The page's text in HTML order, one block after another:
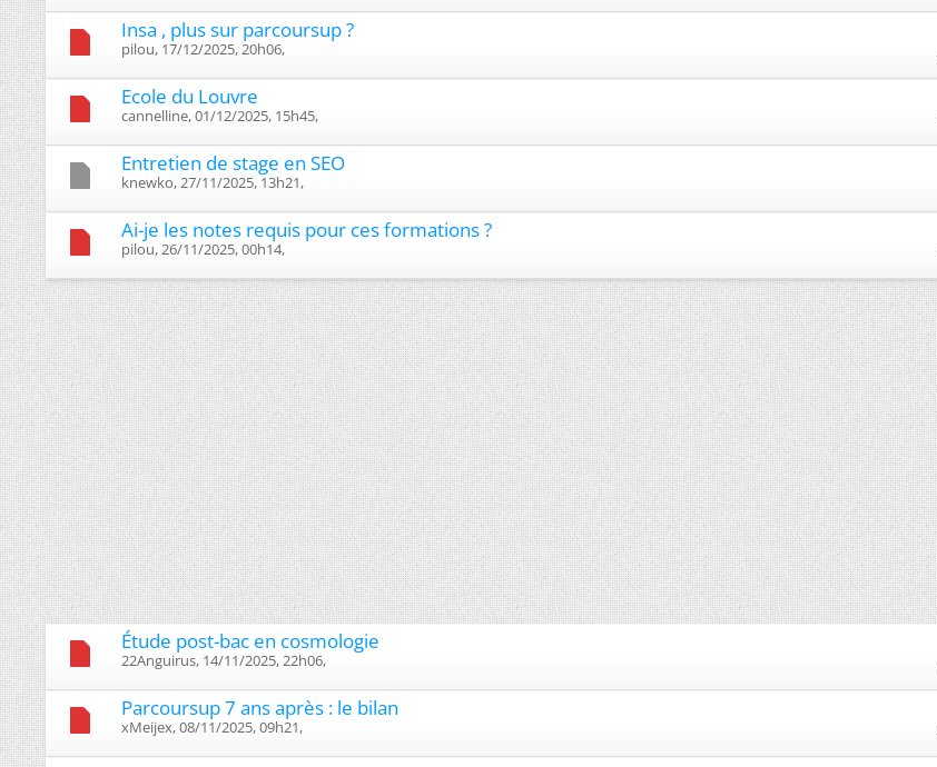
Insa , plus sur parcoursup ?
pilou, 17/12/2025, 20h06, ‎
Ecole du Louvre
cannelline, 01/12/2025, 15h45, ‎
Entretien de stage en SEO
knewko, 27/11/2025, 13h21, ‎
Ai-je les notes requis pour ces formations ?
pilou, 26/11/2025, 00h14, ‎
Étude post-bac en cosmologie
22Anguirus, 14/11/2025, 22h06, ‎
Parcoursup 7 ans après : le bilan
xMeijex, 08/11/2025, 09h21, ‎